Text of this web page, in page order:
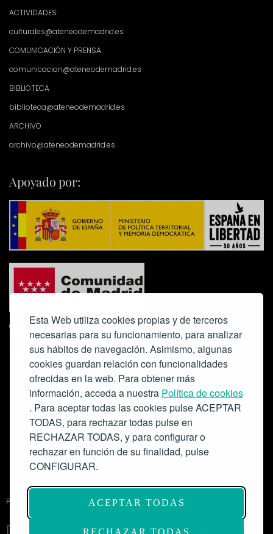
Esta Web utiliza cookies propias y de terceros
necesarias para su funcionamiento, para analizar
sus hábitos de navegación. Asimismo, algunas
cookies guardan relación con funcionalidades
ofrecidas en la web. Para obtener más
información, acceda a nuestra Política de cookies
. Para aceptar todas las cookies pulse ACEPTAR
TODAS, para rechazar todas pulse en
RECHAZAR TODAS, y para configurar o
rechazar en función de su finalidad, pulse
CONFIGURAR.
ACEPTAR TODAS
RECHAZAR TODAS
ACTIVIDADES:
culturales@ateneodemadrid.es
COMUNICACIÓN Y PRENSA
comunicacion@ateneodemadrid.es
BIBLIOTECA
biblioteca@ateneodemadrid.es
ARCHIVO
archivo@ateneodemadrid.es
Apoyado por:
Colabora:
Proyecto de modernización de infraestructuras y digitalización del
Salón de Actos del Ateneo de Madrid como espacio escénico-musical.
Subvención: 175.000€